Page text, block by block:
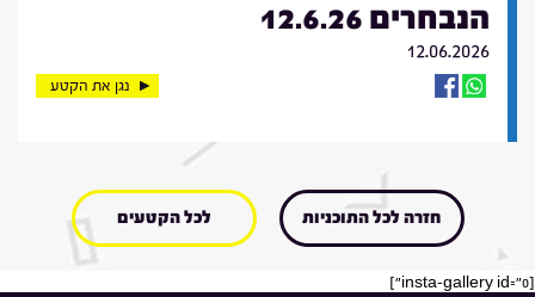
הנבחרים 12.6.26
12.06.2026
נגן את הקטע
חזרה לכל התוכניות לכל הקטעים
[insta-gallery id="0"]